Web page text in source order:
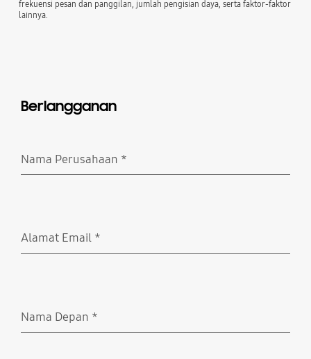
frekuensi pesan dan panggilan, jumlah pengisian daya, serta faktor-faktor
lainnya.
Berlangganan
Nama Perusahaan *
Alamat Email *
Nama Depan *